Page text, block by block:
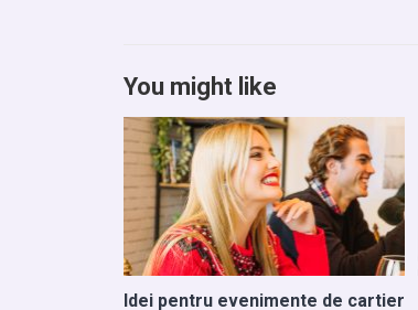
You might like
Idei pentru evenimente de cartier